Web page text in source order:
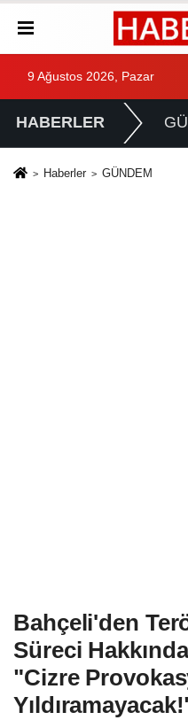
9 Ağustos 2026, Pazar
HABERLER
Haberler GÜNDEM
Bahçeli'den
Süreci
"Cizre